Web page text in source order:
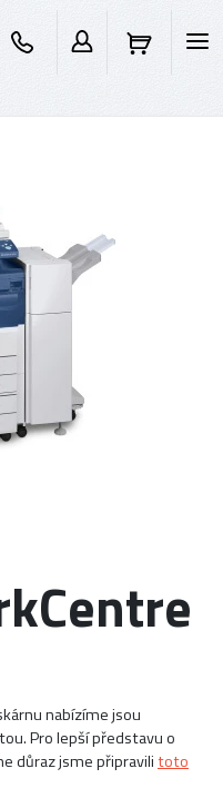
nabízíme jsou
Pro lepší představu o
důraz jsme připravilitoto